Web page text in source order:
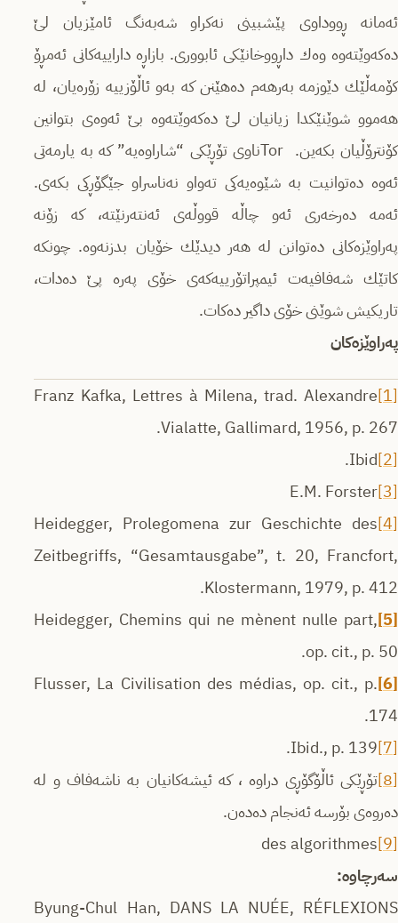
ئه‌مانه‌ ڕووداوی پێشبینی نه‌كراو شه‌به‌نگ ئامێزیان لێ
ده‌كه‌وێته‌وه‌ وه‌ك داڕووخانێكی ئابووری. بازاڕه‌ داراییه‌كانی ئه‌مڕۆ
كۆمه‌ڵێك دێوزمه‌ به‌رهه‌م ده‌هێنن كه‌ به‌و ئاڵۆزییه‌ زۆره‌یان، له‌
هه‌موو شوێنێكدا زیانیان لێ ده‌كه‌وێته‌وه‌ بێ ئه‌وه‌ی بتوانین
كۆنترۆڵیان بكه‌ین. Torناوی تۆڕێكی “شاراوه‌یه‌” كه‌ به‌ یارمه‌تی
ئه‌وه‌ ده‌توانیت به‌ شێوه‌یه‌كی ته‌واو نه‌ناسراو جێگۆڕكی بكه‌ی.
ئه‌مه‌ ده‌رخه‌ری ئه‌و چاڵه‌ قووڵه‌ی ئه‌نته‌رنێته‌، كه‌ زۆنه‌
په‌راوێزه‌كانی ده‌توانن له‌ هه‌ر دیدێك خۆیان بدزنه‌وه‌. چونكه‌
كاتێك شه‌فافیه‌ت ئیمپراتۆرییه‌كه‌ی خۆی په‌ره‌ پێ ده‌دات،
تاریكیش شوێنی خۆی داگیر ده‌كات.
پەراوێزەکان
[1]
Franz Kafka, Lettres à Milena, trad. Alexandre
Vialatte, Gallimard, 1956, p. 267.
[2]
Ibid.
[3]
E.M. Forster
[4]
Heidegger, Prolegomena zur Geschichte des
Zeitbegriffs, “Gesamtausgabe”, t. 20, Francfort,
Klostermann, 1979, p. 412.
[5]
Heidegger, Chemins qui ne mènent nulle part,
op. cit., p. 50.
[6]
Flusser, La Civilisation des médias, op. cit., p.
174.
[7]
Ibid., p. 139.
[8]
تۆڕێكی ئاڵۆگۆڕی دراوه‌ ، كه‌ ئیشه‌كانیان به‌ ناشه‌فاف و له‌
ده‌روه‌ی بۆرسه‌ ئه‌نجام ده‌ده‌ن.
[9]
des algorithmes
سەرچاوە:
Byung-Chul Han, DANS LA NUÉE, RÉFLEXIONS